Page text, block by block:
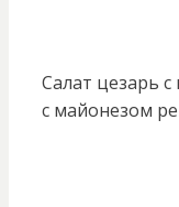
Салат цезарь
с майонезом